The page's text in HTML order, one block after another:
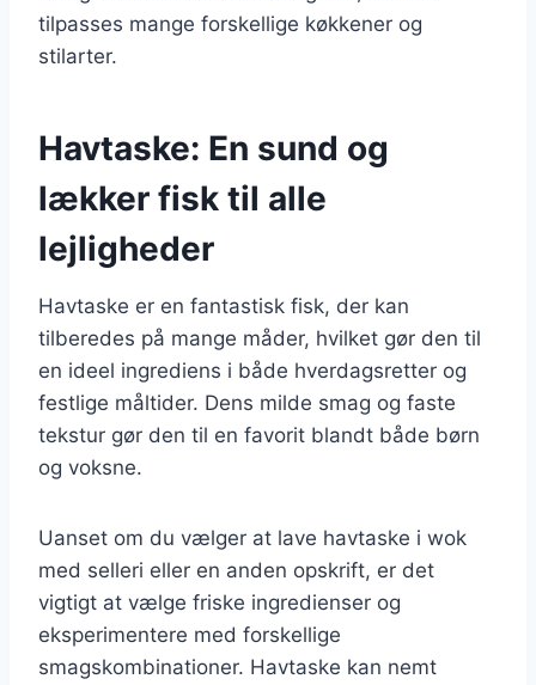
tilpasses mange forskellige køkkener og
stilarter.
Havtaske: En sund og
lækker fisk til alle
lejligheder
Havtaske er en fantastisk fisk, der kan
tilberedes på mange måder, hvilket gør den til
en ideel ingrediens i både hverdagsretter og
festlige måltider. Dens milde smag og faste
tekstur gør den til en favorit blandt både børn
og voksne.
Uanset om du vælger at lave havtaske i wok
med selleri eller en anden opskrift, er det
vigtigt at vælge friske ingredienser og
eksperimentere med forskellige
smagskombinationer. Havtaske kan nemt